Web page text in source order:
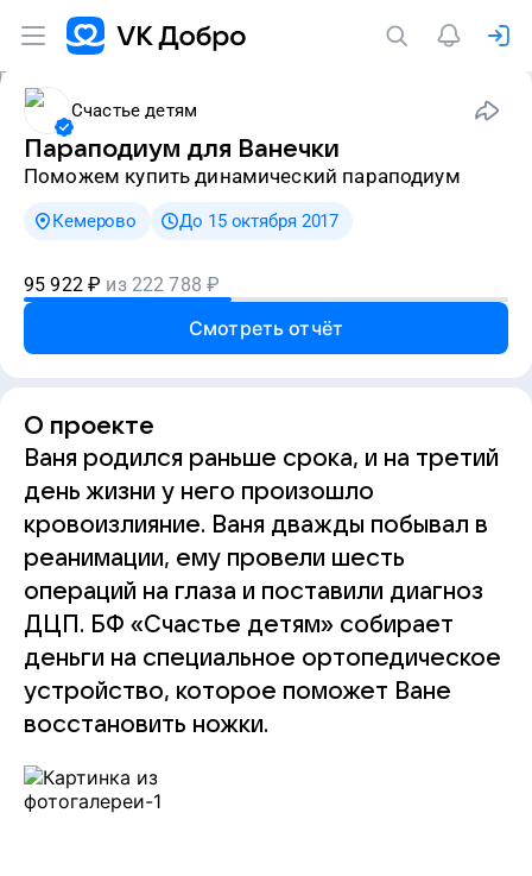
Счастье детям
Параподиум для Ванечки
Поможем купить динамический параподиум
Кемерово До 15 октября 2017
95 922 ₽ из 222 788 ₽
Смотреть отчёт
О проекте
Ваня родился раньше срока, и на третий
день жизни у него произошло
кровоизлияние. Ваня дважды побывал в
реанимации, ему провели шесть
операций на глаза и поставили диагноз
ДЦП. БФ «Счастье детям» собирает
деньги на специальное ортопедическое
устройство, которое поможет Ване
восстановить ножки.